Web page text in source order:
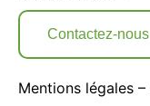
Contactez-nous
Mentions légales –